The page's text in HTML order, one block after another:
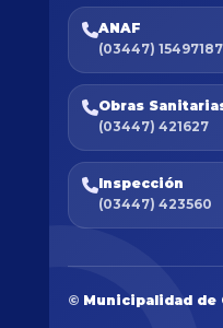
ANAF
(03447) 15497187
Obras
(03447) 421627
Inspección
(03447) 423560
© Municipalidad de